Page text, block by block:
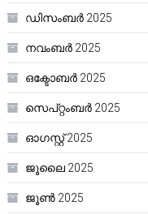
ഡിസംബർ 2025
നവംബർ 2025
ഒക്ടോബർ 2025
സെപ്റ്റംബർ 2025
ഓഗസ്റ്റ്‌ 2025
ജൂലൈ 2025
ജൂൺ 2025